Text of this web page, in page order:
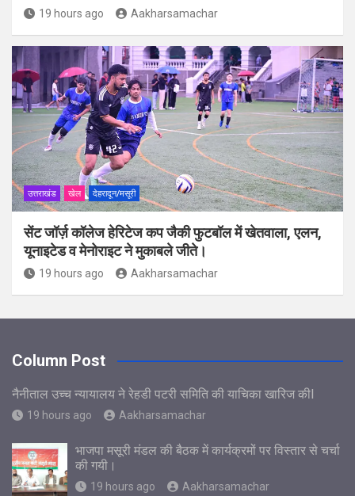
19 hours ago Aakharsamachar
उत्तराखंड खेल देहरादून/मसूरी
सेंट जॉर्ज़ कॉलेज हेरिटेज कप जैकी फुटबॉल में खेतवाला, एलन,
यूनाइटेड व मेनोराइट ने मुकाबले जीते।
19 hours ago Aakharsamachar
Column Post
नैनीताल उच्च न्यायालय ने रेहडी पटरी समिति की याचिका खारिज कीl
19 hours ago Aakharsamachar
भाजपा मसूरी मंडल की बैठक में कार्यक्रमों पर विस्तार से चर्चा
की गयी।
19 hours ago Aakharsamachar